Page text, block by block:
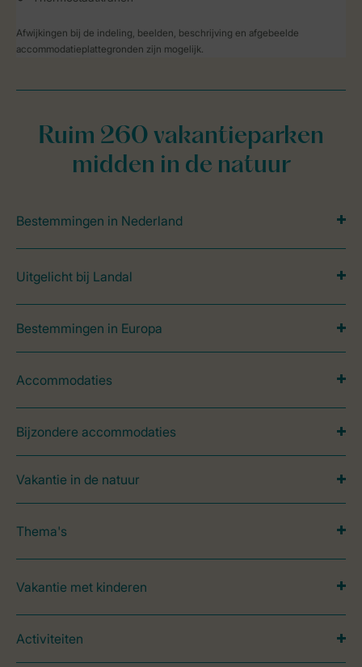
Afwijkingen bij de indeling, beelden, beschrijving en afgebeelde
accommodatieplattegronden zijn mogelijk.
Ruim 260 vakantieparken
midden in de natuur
Bestemmingen in Nederland
Uitgelicht bij Landal
Bestemmingen in Europa
Accommodaties
Bijzondere accommodaties
Vakantie in de natuur
Thema's
Vakantie met kinderen
Activiteiten